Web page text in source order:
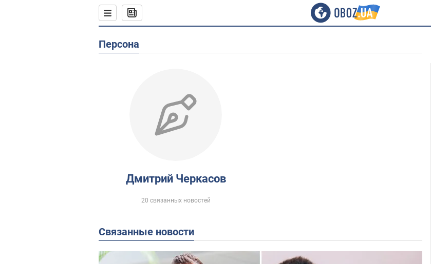
Персона
Дмитрий Черкасов
20 связанных новостей
Связанные новости